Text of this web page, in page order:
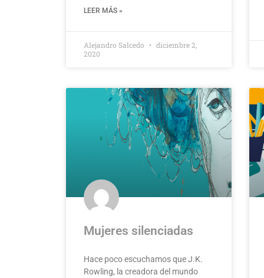
LEER MÁS »
Alejandro Salcedo
diciembre 2,
2020
Mujeres silenciadas
Hace poco escuchamos que J.K.
Rowling, la creadora del mundo